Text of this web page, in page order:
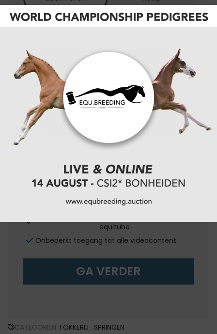
EQU+ / de Paarden
BEST
VALUE
de Paarden gazet
€5,50/maand
€55,00/jaar
van equnews
equitube
Onbeperkt toegang tot alle videocontent
GA VERDER
CATEGORIËN: FOKKERIJ , SPRINGEN